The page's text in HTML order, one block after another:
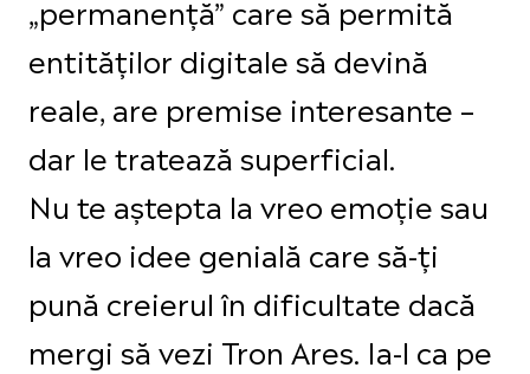
„permanenţă” care să permită
entităţilor digitale să devină
reale, are premise interesante –
dar le tratează superficial.
Nu te aștepta la vreo emoție sau
la vreo idee genială care să-ți
pună creierul în dificultate dacă
mergi să vezi Tron Ares. Ia-l ca pe